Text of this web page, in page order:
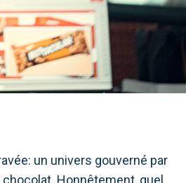
un univers gouverné par
Honnêtement, quel